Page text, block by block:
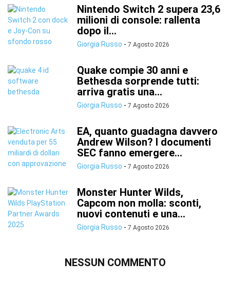
Nintendo Switch 2 supera 23,6
milioni di console: rallenta
dopo il...
Giorgia Russo - 7 Agosto 2026
Quake compie 30 anni e
Bethesda sorprende tutti:
arriva gratis una...
Giorgia Russo - 7 Agosto 2026
EA, quanto guadagna davvero
Andrew Wilson? I documenti
SEC fanno emergere...
Giorgia Russo - 7 Agosto 2026
Monster Hunter Wilds,
Capcom non molla: sconti,
nuovi contenuti e una...
Giorgia Russo - 7 Agosto 2026
NESSUN COMMENTO